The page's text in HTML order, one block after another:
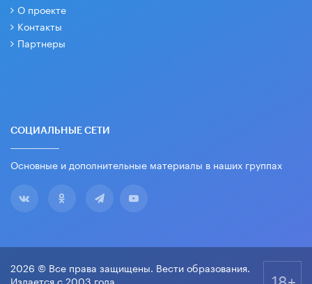
О проекте
Контакты
Партнеры
СОЦИАЛЬНЫЕ СЕТИ
Основные и дополнительные материалы в наших группах
2026 © Все права защищены. Вести образования.
Издается с 2003 года